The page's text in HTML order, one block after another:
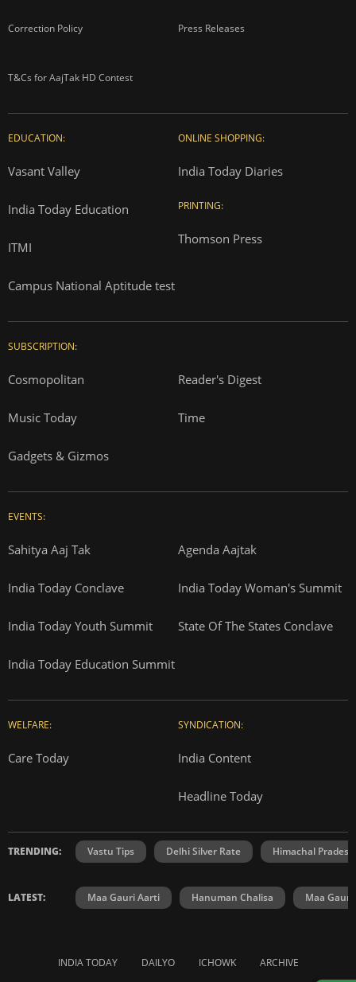
Correction Policy Press Releases
T&Cs for AajTak HD Contest
EDUCATION:
Vasant Valley
India Today Education
ITMI
Campus National Aptitude test
ONLINE SHOPPING:
India Today Diaries
PRINTING:
Thomson Press
SUBSCRIPTION:
Cosmopolitan Reader's Digest
Music Today Time
Gadgets & Gizmos
EVENTS:
Sahitya Aaj Tak Agenda Aajtak
India Today Conclave India Today Woman's Summit
India Today Youth Summit State Of The States Conclave
India Today Education Summit
WELFARE:
Care Today
SYNDICATION:
India Content
Headline Today
TRENDING: Vastu Tips Delhi Silver Rate Himachal
LATEST: Maa Gauri Aarti Hanuman Chalisa Maa Gauri
INDIA TODAY DAILYO ICHOWK ARCHIVE